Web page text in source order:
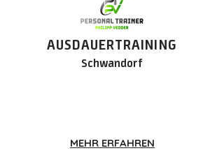
AUSDAUERTRAINING
Schwandorf
MEHR ERFAHREN